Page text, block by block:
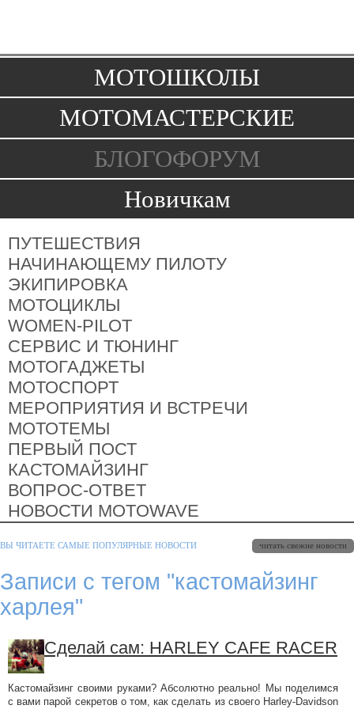
МОТОШКОЛЫ
МОТОМАСТЕРСКИЕ
БЛОГОФОРУМ
Новичкам
ПУТЕШЕСТВИЯ
НАЧИНАЮЩЕМУ ПИЛОТУ
ЭКИПИРОВКА
МОТОЦИКЛЫ
WOMEN-PILOT
СЕРВИС И ТЮНИНГ
МОТОГАДЖЕТЫ
МОТОСПОРТ
МЕРОПРИЯТИЯ И ВСТРЕЧИ
МОТОТЕМЫ
ПЕРВЫЙ ПОСТ
КАСТОМАЙЗИНГ
ВОПРОС-ОТВЕТ
НОВОСТИ MOTOWAVE
ВЫ ЧИТАЕТЕ САМЫЕ ПОПУЛЯРНЫЕ НОВОСТИ читать свежие новости
Записи с тегом "кастомайзинг
харлея"
Сделай сам: HARLEY CAFE RACER
Кастомайзинг своими руками? Абсолютно реально! Мы поделимся
с вами парой секретов о том, как сделать из своего Harley-Davidson